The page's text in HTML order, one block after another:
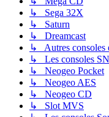
↳ Sega 32X
↳ Saturn
↳ Dreamcast
↳ Autres consoles
↳ Les consoles
↳ Neogeo Pocket
↳ Neogeo AES
↳ Neogeo CD
↳ Slot MVS